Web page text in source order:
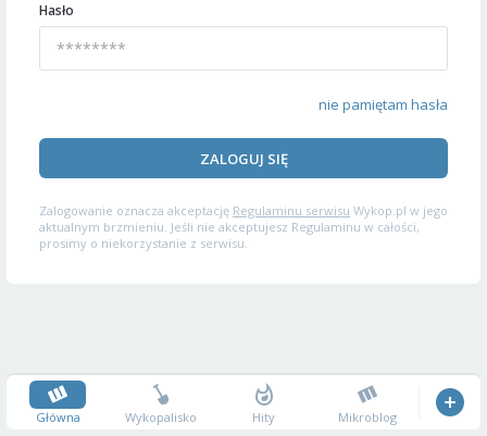
Hasło
nie pamiętam hasła
ZALOGUJ SIĘ
Zalogowanie oznacza akceptację Regulaminu serwisu Wykop.pl w jego
aktualnym brzmieniu. Jeśli nie akceptujesz Regulaminu w całości,
prosimy o niekorzystanie z serwisu.
Główna Wykopalisko Hity Mikroblog